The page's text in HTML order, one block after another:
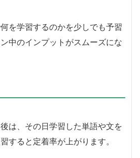
を学習するのかを少しでも予習
中のインプットがスムーズにな
は、その日学習した単語や文を
すると定着率が上がります。